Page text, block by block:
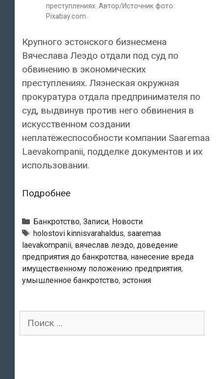
преступлениях. Автор/Источник фото:
Pixabay.com.
Крупного эстонского бизнесмена
Вячеслава Леэдо отдали под суд по
обвинению в экономических
преступлениях. Ляэнеская окружная
прокуратура отдала предпринимателя по
суд, выдвинув против него обвинения в
искусственном создании
неплатёжеспособности компании Saaremaa
Laevakompanii, подделке документов и их
использовании.
ПодробнееКрупного
бизнесмена
Вячеслава
Леэдо
отдали
под
Рубрики
Банкротство, Записи, Новости
Тэги
holostovi kinnisvarahaldus, saaremaa
laevakompanii, вячеслав леэдо, доведение
предприятия до банкротства, нанесение вреда
имущественному положению предприятия,
умышленное банкротство, эстония
Поиск